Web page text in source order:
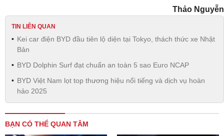
Thảo Nguyễn
TIN LIÊN QUAN
Kei car điện BYD đầu tiên lộ diện tại Tokyo, thách thức xe Nhật
Bản
BYD Dolphin Surf đạt chuẩn an toàn 5 sao Euro NCAP
BYD Việt Nam lọt top thương hiệu nổi tiếng và dịch vụ hoàn
hảo 2025
BẠN CÓ THỂ QUAN TÂM